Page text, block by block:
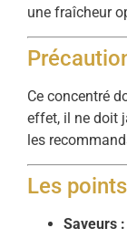
une fraîcheur
Ce concentré
effet, il ne doit
les
Les
Saveurs :